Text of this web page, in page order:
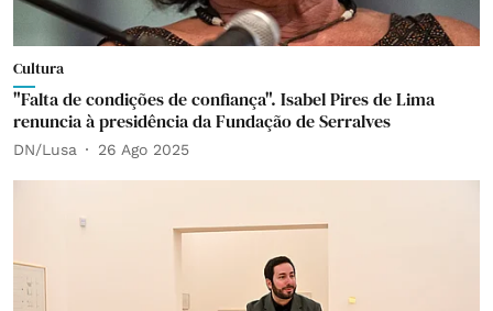
Cultura
"Falta de condições de confiança". Isabel Pires de Lima
renuncia à presidência da Fundação de Serralves
DN/Lusa 26 Ago 2025